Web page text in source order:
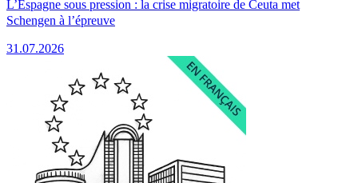
L’Espagne sous pression : la crise migratoire de Ceuta met
Schengen à l’épreuve
31.07.2026